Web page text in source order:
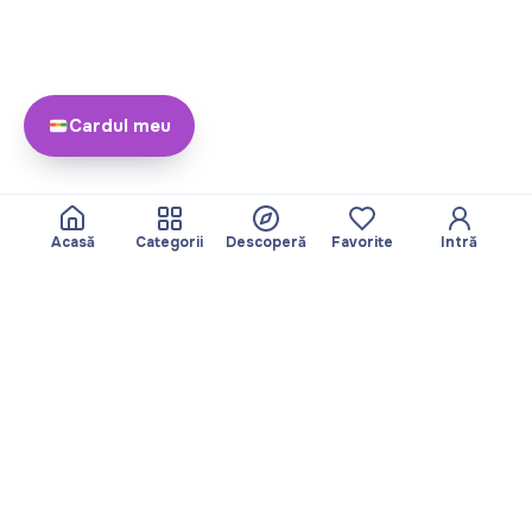
Acasă Categorii Descoperă Favorite Intră
Cardul meu